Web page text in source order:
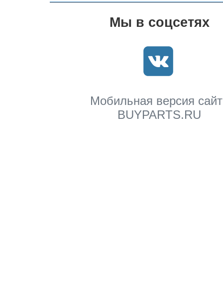
Мы в соцсетях
Мобильная версия
BUYPARTS.RU